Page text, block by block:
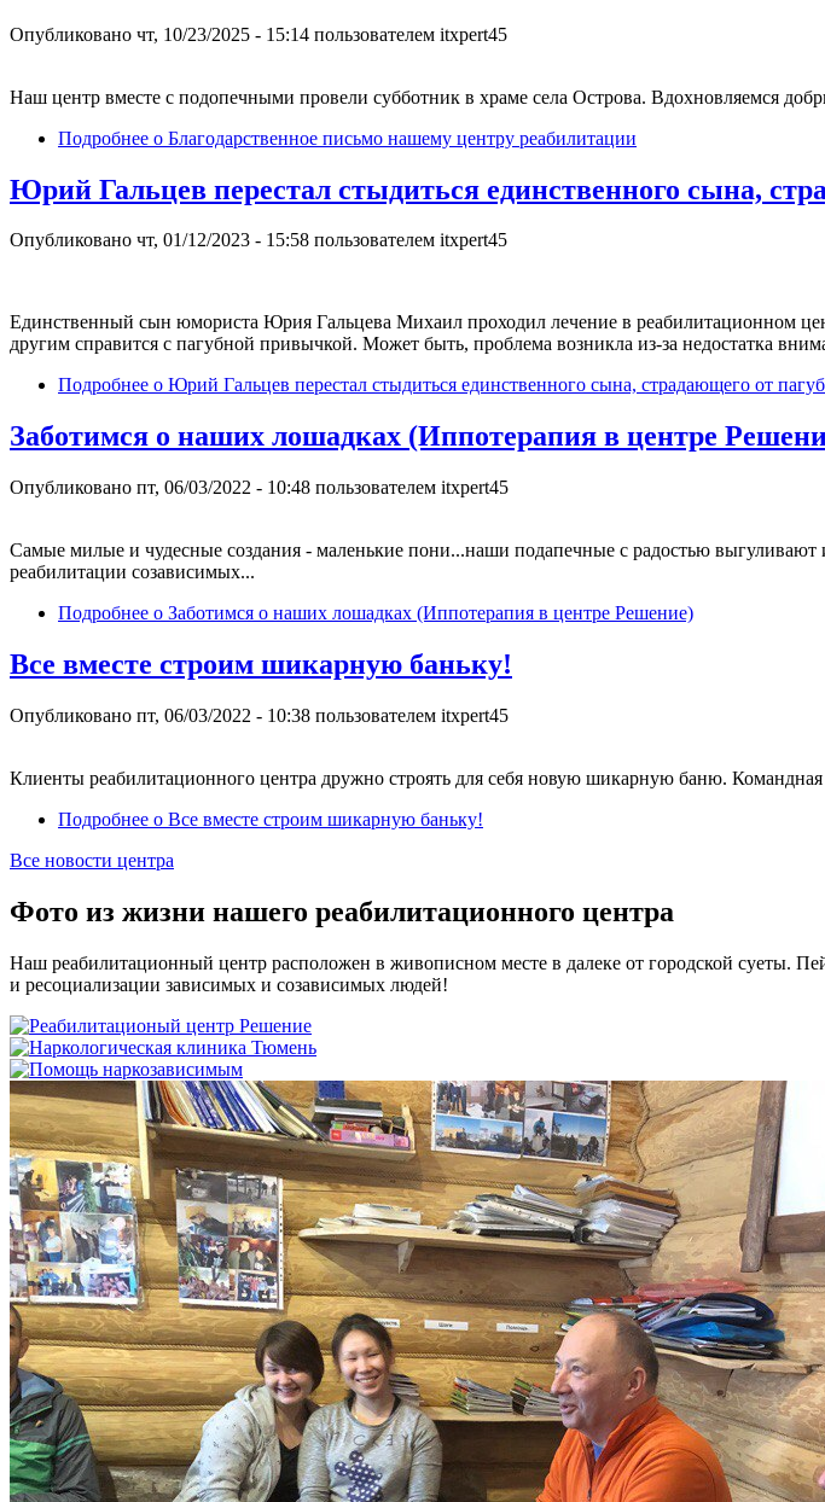
Опубликовано чт, 10/23/2025 - 15:14 пользователем itxpert45
Наш центр вместе с подопечными провели субботник в храме села Острова. Вдохновляемся
Подробнее о Благодарственное письмо нашему центру реабилитации
Юрий Гальцев перестал стыдиться единственного сына,
Опубликовано чт, 01/12/2023 - 15:58 пользователем itxpert45
Единственный сын юмориста Юрия Гальцева Михаил проходил лечение в реабилитационном
другим справится с пагубной привычкой. Может быть, проблема возникла из-за недостатка
Подробнее о Юрий Гальцев перестал стыдиться единственного сына, страдающего от
Заботимся о наших лошадках (Иппотерапия в центре
Опубликовано пт, 06/03/2022 - 10:48 пользователем itxpert45
Самые милые и чудесные создания - маленькие пони...наши подапечные с радостью выгуливают
реабилитации созависимых...
Подробнее о Заботимся о наших лошадках (Иппотерапия в центре Решение)
Все вместе строим шикарную баньку!
Опубликовано пт, 06/03/2022 - 10:38 пользователем itxpert45
Клиенты реабилитационного центра дружно строять для себя новую шикарную баню.
Подробнее о Все вместе строим шикарную баньку!
Все новости центра
Фото из жизни нашего реабилитационного центра
Наш реабилитационный центр расположен в живописном месте в далеке от городской суеты.
и ресоциализации зависимых и созависимых людей!